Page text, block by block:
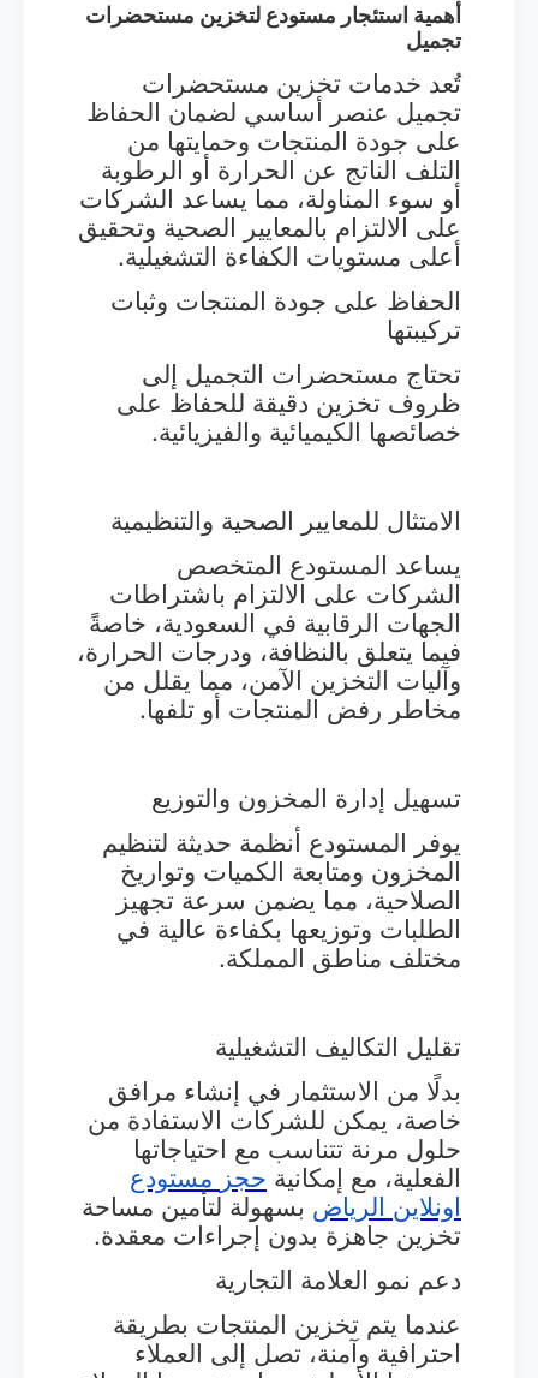
أهمية استئجار مستودع لتخزين مستحضرات
تجميل
تُعد خدمات تخزين مستحضرات
تجميل عنصر أساسي لضمان الحفاظ
على جودة المنتجات وحمايتها من
التلف الناتج عن الحرارة أو الرطوبة
أو سوء المناولة، مما يساعد الشركات
على الالتزام بالمعايير الصحية وتحقيق
أعلى مستويات الكفاءة التشغيلية.
الحفاظ على جودة المنتجات وثبات
تركيبتها
تحتاج مستحضرات التجميل إلى
ظروف تخزين دقيقة للحفاظ على
خصائصها الكيميائية والفيزيائية.
الامتثال للمعايير الصحية والتنظيمية
يساعد المستودع المتخصص
الشركات على الالتزام باشتراطات
الجهات الرقابية في السعودية، خاصةً
فيما يتعلق بالنظافة، ودرجات الحرارة،
وآليات التخزين الآمن، مما يقلل من
مخاطر رفض المنتجات أو تلفها.
تسهيل إدارة المخزون والتوزيع
يوفر المستودع أنظمة حديثة لتنظيم
المخزون ومتابعة الكميات وتواريخ
الصلاحية، مما يضمن سرعة تجهيز
الطلبات وتوزيعها بكفاءة عالية في
مختلف مناطق المملكة.
تقليل التكاليف التشغيلية
بدلًا من الاستثمار في إنشاء مرافق
خاصة، يمكن للشركات الاستفادة من
حلول مرنة تتناسب مع احتياجاتها
الفعلية، مع إمكانية حجز مستودع
اونلاين الرياض بسهولة لتأمين مساحة
تخزين جاهزة بدون إجراءات معقدة.
دعم نمو العلامة التجارية
عندما يتم تخزين المنتجات بطريقة
احترافية وآمنة، تصل إلى العملاء